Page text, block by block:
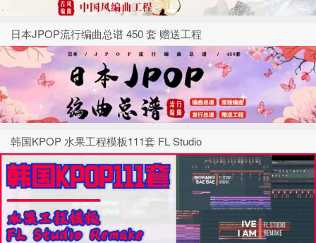
日本JPOP流行编曲总谱 450 套 赠送工程
韩国KPOP 水果工程模板111套 FL Studio